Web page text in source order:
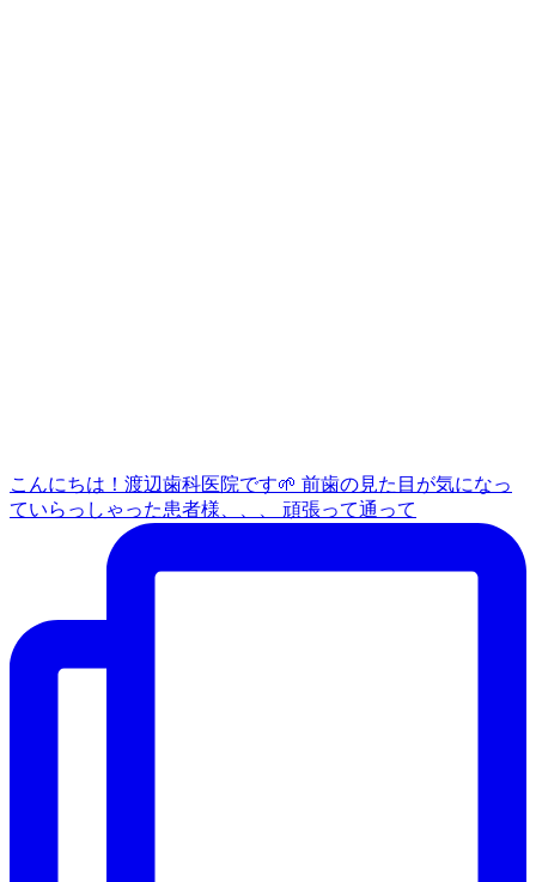
こんにちは！渡辺歯科医院です🌱 前歯の見た目が気になっ
ていらっしゃった患者様、、、 頑張って通って